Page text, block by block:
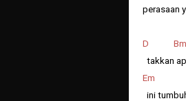
perasaan
D Bm
takkan
Em
ini